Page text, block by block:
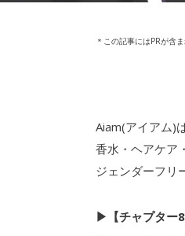
＊この記事にはPRが含
Aiam(アイアム)
香水・ヘアケア
ジェンダーフリ
▶【チャプター